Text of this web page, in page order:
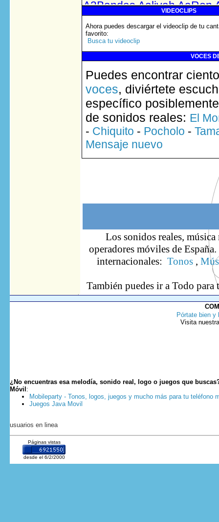
VIDEOCLIPS
Ahora puedes descargar el videoclip de tu
favorito:
Busca tu videoclip
VOCES
Puedes encontrar
voces, diviértete
específico
de sonidos reales: El
- Chiquito - Pocholo -
Mensaje nuevo
Los sonidos reales,
operadores móviles de
internacionales: Tonos,
También puedes ir a Todo para
Pórtate bien y
Visita
¿No encuentras esa melodía, sonido real, logo o juegos que
Móvil :
Mobileparty - Tonos, logos, juegos y mucho más para tu teléfono
Juegos Java Movil
usuarios en linea
Páginas vistas
desde el 6/2/2000